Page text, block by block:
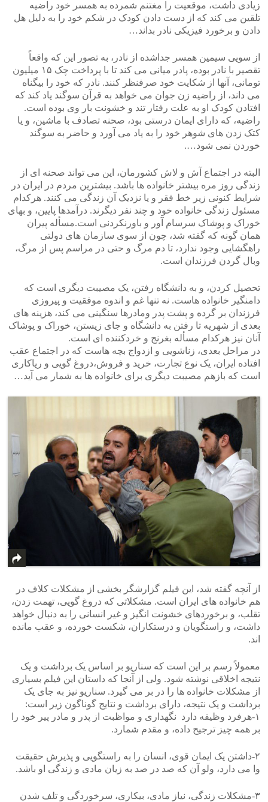
زیادی داشت، موقعیت را مغتنم شمرده به همسر خود راضیه
تلقین می کند که از دست دادن کودک در شکم خود را به دلیل هل
دادن و برخورد فیزیکی نادر بداند…
از سویی سیمین همسر جداشده از نادر، به تصور این که واقعاً
تقصیر با نادر بوده، پادر میانی می کند تا با پرداخت چک ۱۵ میلیون
تومانی، آنها از شکایت خود صرفنظر کنند. نادر که خود را بیگناه
می داند، از راضیه زن جوان می خواهد به قرآن سوگند یاد کند که
افتادن کودک او به علت رفتار تند و خشونت بار وی بوده است.
راضیه، که دارای ایمان درستی بود، صحنه تصادف با ماشین، و یا
کتک زدن های شوهر خود را به یاد می آورد و حاضر به سوگند
خوردن نمی شود….
البته در اجتماع آش و لاش کشورمان، این می تواند صحنه ای از
زندگی روز مره بیشتر خانواده ها باشد. بیشترین مردم در ایران در
شرایط کنونی زیر خط فقر و یا نزدیک آن زندگی می کنند. هرکدام
مسئول زندگی خانواده خود و چند نفر دیگرند. درآمدها پایین، و بهای
خوراک و پوشاک سرسام آور و باورنکردنی است.مسأله پیران
همان گونه که گفته شد، چون از سوی سازمان های دولتی
راهگشایی وجود ندارد، تا دم مرگ و حتی در مراسم پس از مرگ،
وبال گردن فرزندان است.
تحصیل کردن، و به دانشگاه رفتن، یک مصیبت دیگری است که
دامنگیر خانواده هاست. نه تنها غم و اندوه موفقیت و پیروزی
فرزندان بر گرده و پشت پدر ومادرها سنگینی می کند، هزینه های
بعدی از شهریه تا رفتن به دانشگاه و جای زیستن، خوراک و پوشاک
آنان نیز هرکدام مسأله بغرنج و خردکننده ای است.
در مراحل بعدی، زناشویی و ازدواج بچه هاست که در اجتماع عقب
افتاده ایران، یک نوع تجارت، خرید و فروش،دروغ گویی و ریاکاری
است که بازهم مصیبت دیگری برای خانواده ها به شمار می آید…
از آنچه گفته شد، این فیلم گزارشگر بخشی از مشکلات کلاف در
هم خانواده های ایران است. مشکلاتی که دروغ گویی، تهمت زدن،
تقلب، و برخوردهای خشونت انگیز و غیر انسانی را به دنبال خواهد
داشت، و راستگویان و درستکاران، شکست خورده، و عقب مانده
اند.
معمولاً رسم بر این است که سناریو بر اساس یک برداشت و یک
نتیجه اخلاقی نوشته شود. ولی از آنجا که داستان این فیلم بسیاری
از مشکلات خانواده ها را در بر می گیرد. سناریو نیز به جای یک
برداشت و یک نتیجه، دارای برداشت و نتایج گوناگون زیر است:
۱-هرفرد وظیفه دارد نگهداری و مواظبت از پدر و مادر پیر خود را
بر همه چیز ترجیح داده، و مقدم شمارد.
۲-داشتن یک ایمان قوی، انسان را به راستگویی و پذیرش حقیقت
وا می دارد، ولو آن که صد در صد به زیان مادی و زندگی او باشد.
۳-مشکلات زندگی، نیاز مادی، بیکاری، سرخوردگی و تلف شدن